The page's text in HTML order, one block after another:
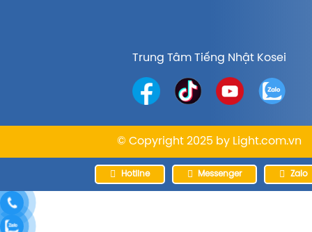
Trung Tâm Tiếng Nhật Kosei
© Copyright 2025 by Light.com.vn
Hotline Messenger Zalo